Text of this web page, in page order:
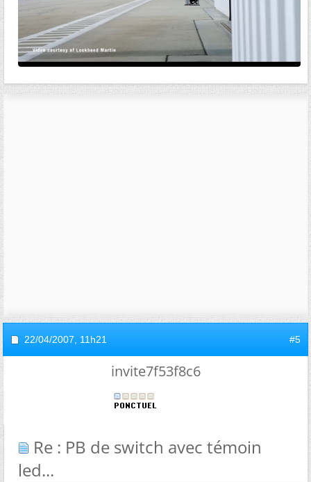
22/04/2007, 11h21 #5
invite7f53f8c6
Re : PB de switch avec témoin
led...